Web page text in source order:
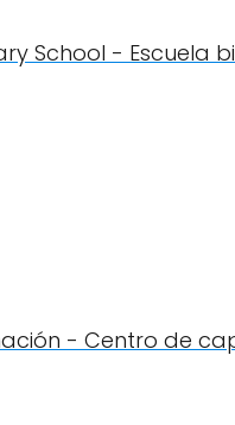
School - Escuela
- Centro de